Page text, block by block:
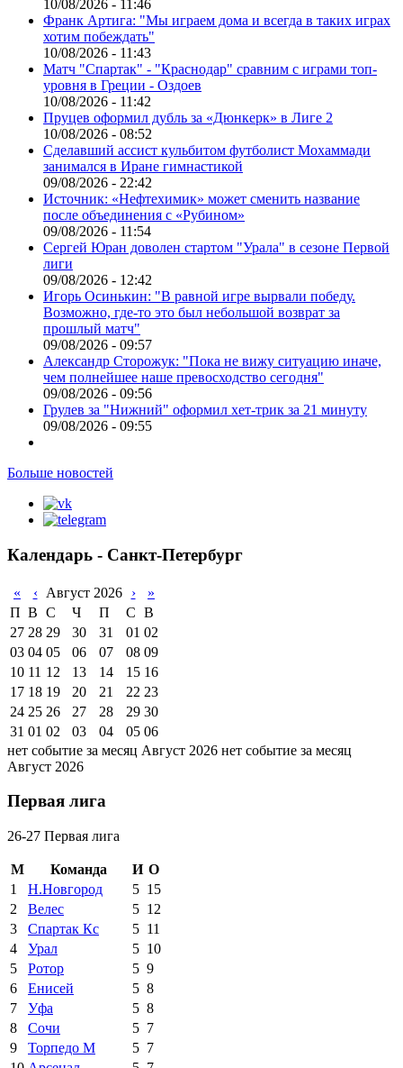
10/08/2026 - 11:46
Франк Артига: "Мы играем дома и всегда в таких играх
хотим побеждать"
10/08/2026 - 11:43
Матч "Спартак" - "Краснодар" сравним с играми топ-
уровня в Греции - Оздоев
10/08/2026 - 11:42
Пруцев оформил дубль за «Дюнкерк» в Лиге 2
10/08/2026 - 08:52
Сделавший ассист кульбитом футболист Мохаммади
занимался в Иране гимнастикой
09/08/2026 - 22:42
Источник: «Нефтехимик» может сменить название
после объединения с «Рубином»
09/08/2026 - 11:54
Сергей Юран доволен стартом "Урала" в сезоне Первой
лиги
09/08/2026 - 12:42
Игорь Осинькин: "В равной игре вырвали победу.
Возможно, где-то это был небольшой возврат за
прошлый матч"
09/08/2026 - 09:57
Александр Сторожук: "Пока не вижу ситуацию иначе,
чем полнейшее наше превосходство сегодня"
09/08/2026 - 09:56
Грулев за "Нижний" оформил хет-трик за 21 минуту
09/08/2026 - 09:55
Больше новостей
Календарь - Санкт-Петербург
« ‹ Август 2026 ›
»
П В С Ч П С В
27 28 29 30 31 01 02
03 04 05 06 07 08 09
10 11 12 13 14 15 16
17 18 19 20 21 22 23
24 25 26 27 28 29 30
31 01 02 03 04 05 06
нет событие за месяц Август 2026 нет событие за месяц
Август 2026
Первая лига
26-27 Первая лига
М Команда И О
1
Н.Новгород 5 15
2
Велес 5 12
3
Спартак Кс 5 11
4
Урал 5 10
5
Ротор 5 9
6
Енисей 5 8
7
Уфа 5 8
8
Сочи 5 7
9
Торпедо М 5 7